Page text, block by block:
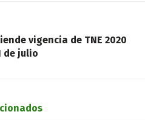
vigencia de TNE 2020
de julio